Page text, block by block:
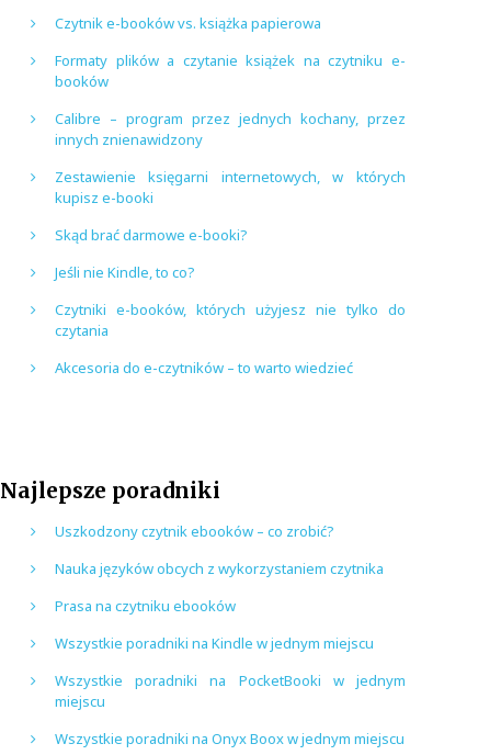
Czytnik e-booków vs. książka papierowa
Formaty plików a czytanie książek na czytniku e-
booków
Calibre – program przez jednych kochany, przez
innych znienawidzony
Zestawienie księgarni internetowych, w których
kupisz e-booki
Skąd brać darmowe e-booki?
Jeśli nie Kindle, to co?
Czytniki e-booków, których użyjesz nie tylko do
czytania
Akcesoria do e-czytników – to warto wiedzieć
Najlepsze poradniki
Uszkodzony czytnik ebooków – co zrobić?
Nauka języków obcych z wykorzystaniem czytnika
Prasa na czytniku ebooków
Wszystkie poradniki na Kindle w jednym miejscu
Wszystkie poradniki na PocketBooki w jednym
miejscu
Wszystkie poradniki na Onyx Boox w jednym miejscu